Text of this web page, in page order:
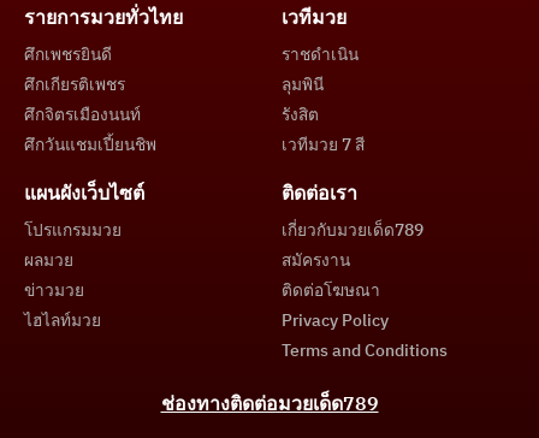
รายการมวยทั่วไทย
ศึกเพชรยินดี
ศึกเกียรติเพชร
ศึกจิตรเมืองนนท์
ศึกวันแชมเปี้ยนชิพ
เวทีมวย
ราชดำเนิน
ลุมพินี
รังสิต
เวทีมวย 7 สี
แผนผังเว็บไซต์
โปรแกรมมวย
ผลมวย
ข่าวมวย
ไฮไลท์มวย
ติดต่อเรา
เกี่ยวกับมวยเด็ด789
สมัครงาน
ติดต่อโฆษณา
Privacy Policy
Terms and Conditions
ช่องทางติดต่อมวยเด็ด789